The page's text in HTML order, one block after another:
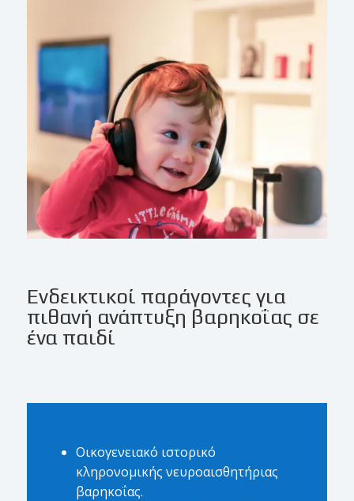
Ενδεικτικοί παράγοντες για
πιθανή ανάπτυξη βαρηκοΐας σε
ένα παιδί
Οικογενειακό ιστορικό
κληρονομικής νευροαισθητήριας
βαρηκοΐας.